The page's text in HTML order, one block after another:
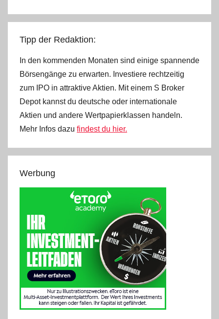
Tipp der Redaktion:
In den kommenden Monaten sind einige spannende
Börsengänge zu erwarten. Investiere rechtzeitig
zum IPO in attraktive Aktien. Mit einem S Broker
Depot kannst du deutsche oder internationale
Aktien und andere Wertpapierklassen handeln.
Mehr Infos dazu findest du hier.
Werbung